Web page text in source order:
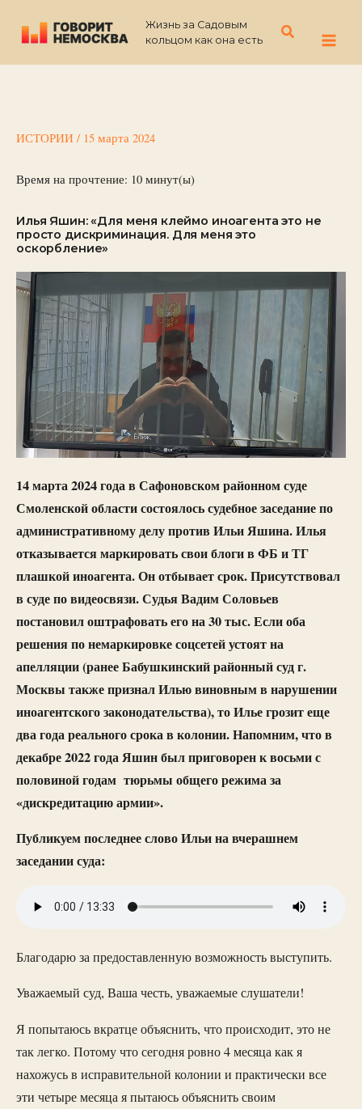
содержимому
Жизнь за Садовым
кольцом как она есть
Поиск
ИСТОРИИ / 15 марта 2024
Время на прочтение: 10 минут(ы)
Илья Яшин: «Для меня клеймо иноагента это не
просто дискриминация. Для меня это
оскорбление»
14 марта 2024 года в Сафоновском районном суде
Смоленской области состоялось судебное заседание по
административному делу против Ильи Яшина. Илья
отказывается маркировать свои блоги в ФБ и ТГ
плашкой иноагента. Он отбывает срок. Присутствовал
в суде по видеосвязи. Судья Вадим Соловьев
постановил оштрафовать его на 30 тыс. Если оба
решения по немаркировке соцсетей устоят на
апелляции (ранее Бабушкинский районный суд г.
Москвы также признал Илью виновным в нарушении
иноагентского законодательства), то Илье грозит еще
два года реального срока в колонии. Напомним, что в
декабре 2022 года Яшин был приговорен к восьми с
половиной годам тюрьмы общего режима за
«дискредитацию армии».
Публикуем последнее слово Ильи на вчерашнем
заседании суда:
Благодарю за предоставленную возможность выступить.
Уважаемый суд, Ваша честь, уважаемые слушатели!
Я попытаюсь вкратце объяснить, что происходит, это не
так легко. Потому что сегодня ровно 4 месяца как я
нахожусь в исправительной колонии и практически все
эти четыре месяца я пытаюсь объяснить своим